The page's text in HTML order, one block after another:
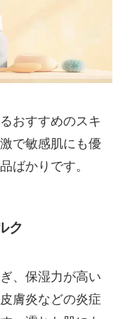
おすすめのスキ
で敏感肌にも優
ばかりです。
ク
、保湿力が高い
膚炎などの炎症